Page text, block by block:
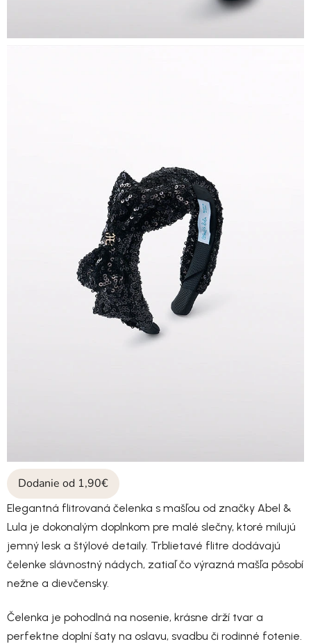
Dodanie od 1,90€
Elegantná flitrovaná čelenka s mašľou od značky Abel &
Lula je dokonalým doplnkom pre malé slečny, ktoré milujú
jemný lesk a štýlové detaily. Trblietavé flitre dodávajú
čelenke slávnostný nádych, zatiaľ čo výrazná mašľa pôsobí
nežne a dievčensky.
Čelenka je pohodlná na nosenie, krásne drží tvar a
perfektne doplní šaty na oslavu, svadbu či rodinné fotenie.